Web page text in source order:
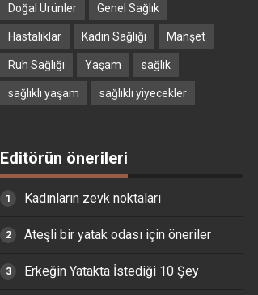
Doğal Ürünler Genel Sağlık
Hastalıklar Kadın Sağlığı Manşet
Ruh Sağlığı Yaşam sağlık
sağlıklı yaşam sağlıklı yiyecekler
Editörün önerileri
Kadınların zevk noktaları
Ateşli bir yatak odası için öneriler
Erkeğin Yatakta İstediği 10 Şey